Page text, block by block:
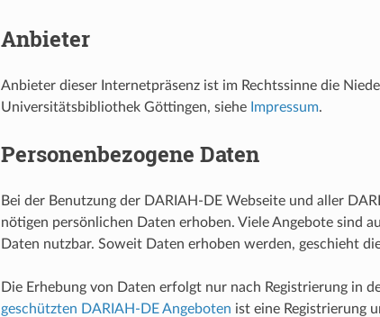
Anbieter
Anbieter dieser Internetpräsenz ist im Rechtssinne die
Universitätsbibliothek Göttingen, siehe Impressum.
Personenbezogene Daten
Bei der Benutzung der DARIAH-DE Webseite und aller
nötigen persönlichen Daten erhoben. Viele Angebote sind
Daten nutzbar. Soweit Daten erhoben werden, geschieht
Die Erhebung von Daten erfolgt nur nach Registrierung in
geschützten DARIAH-DE Angeboten ist eine Registrierung